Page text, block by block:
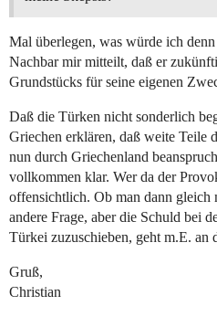
Mal überlegen, was würde ich
Nachbar mir mitteilt, daß er
Grundstücks für seine eigenen
Daß die Türken nicht sonderlich
Griechen erklären, daß weite Teile
nun durch Griechenland
vollkommen klar. Wer da der
offensichtlich. Ob man dann
andere Frage, aber die Schuld bei
Türkei zuzuschieben, geht m.E. an
Gruß,
Christian